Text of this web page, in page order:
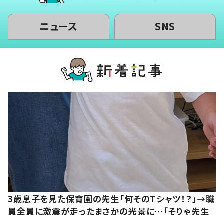
ニュース SNS
3歳息子を見た保育園の先生「何そのTシャツ！？」→職
員全員に激震が走ったまさかの光景に…「そりゃ先生